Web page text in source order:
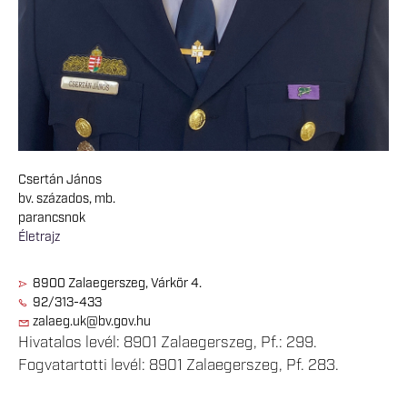
Csertán János
bv. százados, mb.
parancsnok
Életrajz
8900 Zalaegerszeg, Várkör 4.
92/313-433
zalaeg.uk@bv.gov.hu
Hivatalos levél: 8901 Zalaegerszeg, Pf.: 299.
Fogvatartotti levél: 8901 Zalaegerszeg, Pf. 283.